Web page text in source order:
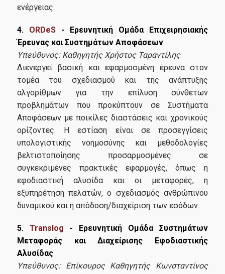
ενέργειας.
4. ORDeS- Ερευνητική Ομάδα Επιχειρησιακής
Έρευνας και Συστημάτων Αποφάσεων
Υπεύθυνος: Καθηγητής Χρήστος Ταραντίλης
Διενεργεί βασική και εφαρμοσμένη έρευνα στον
τομέα του σχεδιασμού και της ανάπτυξης
αλγορίθμων για την επίλυση σύνθετων
προβλημάτων που προκύπτουν σε Συστήματα
Αποφάσεων με ποικίλες διαστάσεις και χρονικούς
ορίζοντες. Η εστίαση είναι σε προσεγγίσεις
υπολογιστικής νοημοσύνης και μεθοδολογίες
βελτιστοποίησης προσαρμοσμένες σε
συγκεκριμένες πρακτικές εφαρμογές, όπως η
εφοδιαστική αλυσίδα και οι μεταφορές, η
εξυπηρέτηση πελατών, ο σχεδιασμός ανθρώπινου
δυναμικού και η απόδοση/διαχείριση των εσόδων.
5. Translog - Ερευνητική Ομάδα Συστημάτων
Μεταφοράς και Διαχείρισης Εφοδιαστικής
Αλυσίδας
Υπεύθυνος: Επίκουρος Καθηγητής Κωνσταντίνος